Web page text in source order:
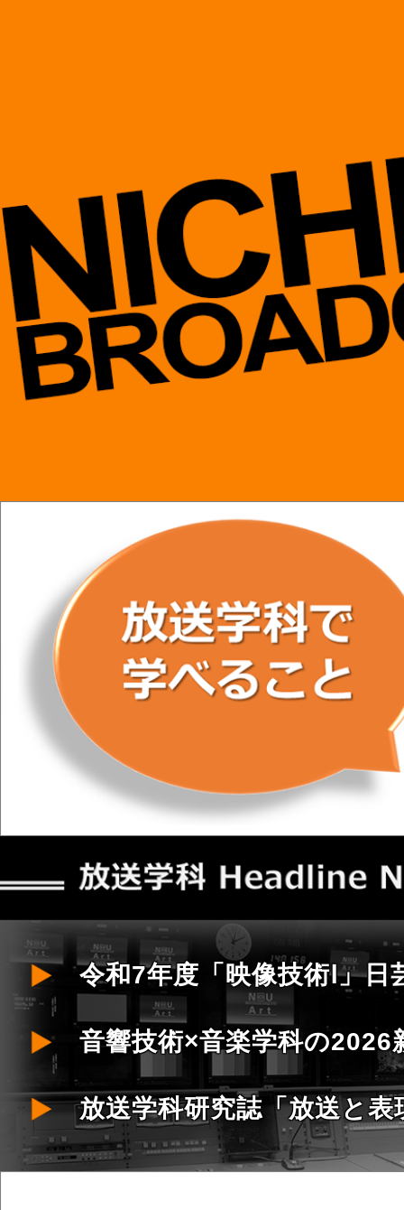
令和7年度「映像技術Ⅰ」
音響技術×音楽学科の
放送学科研究誌「放送と